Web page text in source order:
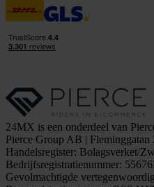
24MX is een onderdeel van
Pierce Group AB |
Handelsregister: Bolagsverket/
Bedrijfsregistratienummer:
Gevolmachtigde